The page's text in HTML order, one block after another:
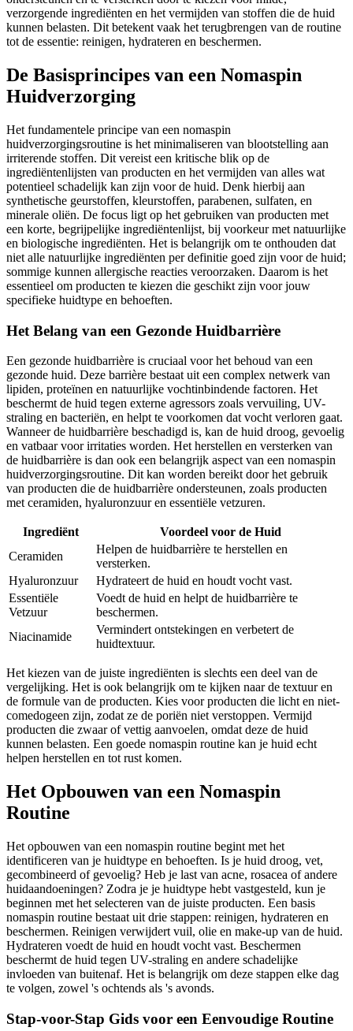
verzorgende ingrediënten en het vermijden van stoffen die de huid
kunnen belasten. Dit betekent vaak het terugbrengen van de routine
tot de essentie: reinigen, hydrateren en beschermen.
De Basisprincipes van een Nomaspin
Huidverzorging
Het fundamentele principe van een nomaspin
huidverzorgingsroutine is het minimaliseren van blootstelling aan
irriterende stoffen. Dit vereist een kritische blik op de
ingrediëntenlijsten van producten en het vermijden van alles wat
potentieel schadelijk kan zijn voor de huid. Denk hierbij aan
synthetische geurstoffen, kleurstoffen, parabenen, sulfaten, en
minerale oliën. De focus ligt op het gebruiken van producten met
een korte, begrijpelijke ingrediëntenlijst, bij voorkeur met natuurlijke
en biologische ingrediënten. Het is belangrijk om te onthouden dat
niet alle natuurlijke ingrediënten per definitie goed zijn voor de huid;
sommige kunnen allergische reacties veroorzaken. Daarom is het
essentieel om producten te kiezen die geschikt zijn voor jouw
specifieke huidtype en behoeften.
Het Belang van een Gezonde Huidbarrière
Een gezonde huidbarrière is cruciaal voor het behoud van een
gezonde huid. Deze barrière bestaat uit een complex netwerk van
lipiden, proteïnen en natuurlijke vochtinbindende factoren. Het
beschermt de huid tegen externe agressors zoals vervuiling, UV-
straling en bacteriën, en helpt te voorkomen dat vocht verloren gaat.
Wanneer de huidbarrière beschadigd is, kan de huid droog, gevoelig
en vatbaar voor irritaties worden. Het herstellen en versterken van
de huidbarrière is dan ook een belangrijk aspect van een nomaspin
huidverzorgingsroutine. Dit kan worden bereikt door het gebruik
van producten die de huidbarrière ondersteunen, zoals producten
met ceramiden, hyaluronzuur en essentiële vetzuren.
Ingrediënt
Voordeel voor de Huid
Ceramiden
Helpen de huidbarrière te herstellen en
versterken.
Hyaluronzuur
Hydrateert de huid en houdt vocht vast.
Essentiële
Vetzuur
Voedt de huid en helpt de huidbarrière te
beschermen.
Niacinamide
Vermindert ontstekingen en verbetert de
huidtextuur.
Het kiezen van de juiste ingrediënten is slechts een deel van de
vergelijking. Het is ook belangrijk om te kijken naar de textuur en
de formule van de producten. Kies voor producten die licht en niet-
comedogeen zijn, zodat ze de poriën niet verstoppen. Vermijd
producten die zwaar of vettig aanvoelen, omdat deze de huid
kunnen belasten. Een goede nomaspin routine kan je huid echt
helpen herstellen en tot rust komen.
Het Opbouwen van een Nomaspin
Routine
Het opbouwen van een nomaspin routine begint met het
identificeren van je huidtype en behoeften. Is je huid droog, vet,
gecombineerd of gevoelig? Heb je last van acne, rosacea of andere
huidaandoeningen? Zodra je je huidtype hebt vastgesteld, kun je
beginnen met het selecteren van de juiste producten. Een basis
nomaspin routine bestaat uit drie stappen: reinigen, hydrateren en
beschermen. Reinigen verwijdert vuil, olie en make-up van de huid.
Hydrateren voedt de huid en houdt vocht vast. Beschermen
beschermt de huid tegen UV-straling en andere schadelijke
invloeden van buitenaf. Het is belangrijk om deze stappen elke dag
te volgen, zowel 's ochtends als 's avonds.
Stap-voor-Stap Gids voor een Eenvoudige Routine